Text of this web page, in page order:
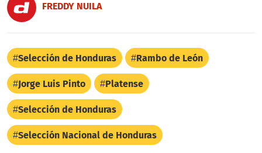
FREDDY NUILA
Selección de Honduras Rambo de León
Jorge Luis Pinto Platense
Selección de Honduras
Selección Nacional de Honduras